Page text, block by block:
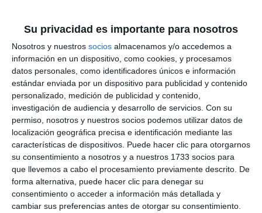
Su privacidad es importante para nosotros
Nosotros y nuestros socios almacenamos y/o accedemos a
información en un dispositivo, como cookies, y procesamos
datos personales, como identificadores únicos e información
estándar enviada por un dispositivo para publicidad y contenido
personalizado, medición de publicidad y contenido,
investigación de audiencia y desarrollo de servicios. Con su
permiso, nosotros y nuestros socios podemos utilizar datos de
localización geográfica precisa e identificación mediante las
características de dispositivos. Puede hacer clic para otorgarnos
su consentimiento a nosotros y a nuestros 1733 socios para
que llevemos a cabo el procesamiento previamente descrito. De
forma alternativa, puede hacer clic para denegar su
consentimiento o acceder a información más detallada y
cambiar sus preferencias antes de otorgar su consentimiento.